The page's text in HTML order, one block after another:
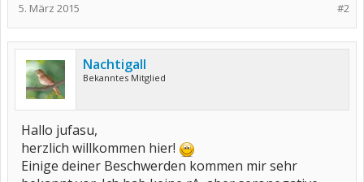
#2
5. März 2015
Nachtigall
Bekanntes Mitglied
Hallo jufasu,
herzlich willkommen hier!
Einige deiner Beschwerden kommen mir sehr